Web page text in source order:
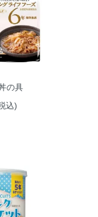
の具
込)